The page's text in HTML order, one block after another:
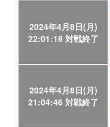
2024年4月8日(月)
22:01:18 対戦終了
2024年4月8日(月)
21:04:46 対戦終了